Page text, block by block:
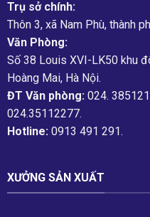
Trụ sở chính:
Thôn 3, xã Nam Phù, thành
Văn Phòng:
Số 38 Louis XVI-LK50 khu
Hoàng Mai, Hà Nội.
ĐT Văn phòng:024.
024.35112277.
Hotline:0913 491 291.
XƯỞNG SẢN XUẤT